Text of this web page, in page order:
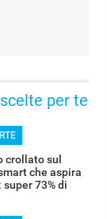
per te
crollato sul
che aspira
super 73% di